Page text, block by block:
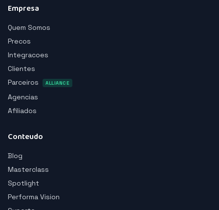
Empresa
Quem Somos
Precos
Integracoes
Clientes
Parceiros
ALLIANCE
Agencias
Afiliados
Conteudo
Blog
Masterclass
Spotlight
Performa Vision